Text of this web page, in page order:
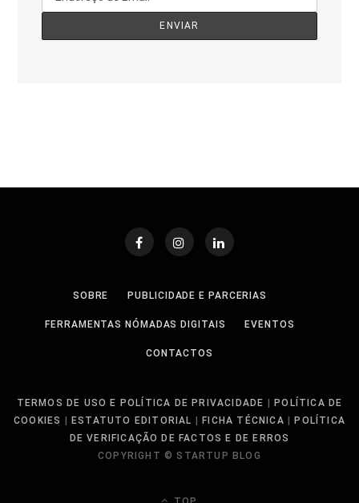
SOBRE PUBLICIDADE E PARCERIAS
FERRAMENTAS NÓMADAS DIGITAIS EVENTOS
CONTACTOS
TERMOS DE USO E POLÍTICA DE PRIVACIDADE |POLÍTICA DE
COOKIES | ESTATUTO EDITORIAL |FICHA TÉCNICA |POLÍTICA
DE VERIFICAÇÃO DE FACTOS E DE ERROS
COPYRIGHT © STARTUP BLOG